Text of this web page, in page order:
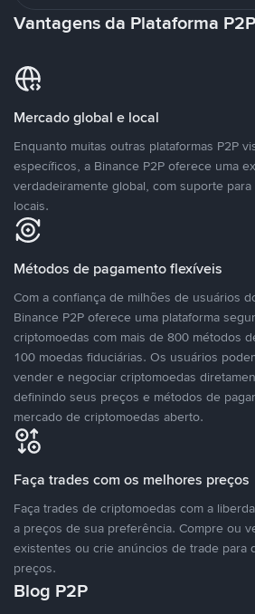
Vantagens da Plataforma P2P
Mercado global e local
Enquanto muitas outras plataformas P2P
específicos, a Binance P2P oferece uma
verdadeiramente global, com suporte
locais.
Métodos de pagamento flexíveis
Com a confiança de milhões de usuários
Binance P2P oferece uma plataforma
criptomoedas com mais de 800 métodos
100 moedas fiduciárias. Os usuários
vender e negociar criptomoedas
definindo seus preços e métodos de
mercado de criptomoedas aberto.
Faça trades com os melhores preços
Faça trades de criptomoedas com a
a preços de sua preferência. Compre ou
existentes ou crie anúncios de trade para
preços.
Blog P2P